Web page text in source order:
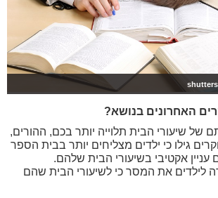
האחרונים בנושא?
של שיעורי הבית תלוייה יותר בכם, ההורים,
גילו כי ילדים מצליחים יותר בבית הספר
אקטיבי בשיעורי הבית שלהם.
לילדים את המסר כי לשיעורי הבית שהם